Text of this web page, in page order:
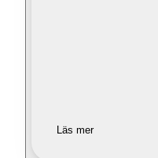
Läs mer